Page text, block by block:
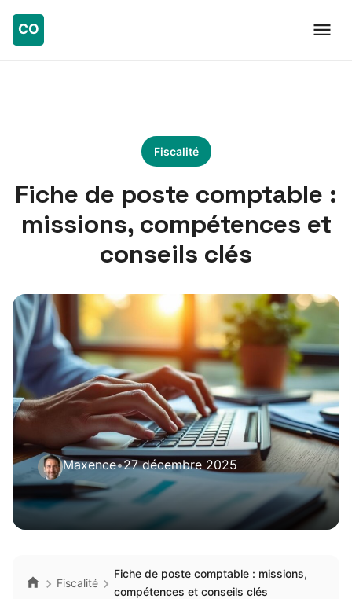
Fiscalité
Fiche de poste comptable :
missions, compétences et
conseils clés
Maxence•27 décembre 2025
Fiscalité
Fiche de poste comptable : missions,
compétences et conseils clés